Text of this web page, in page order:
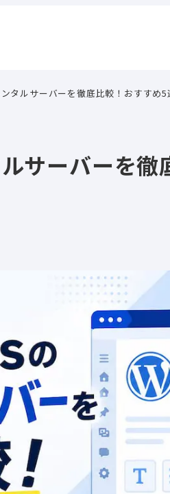
タルサーバーを徹底比較！おすすめ5
サーバーを徹